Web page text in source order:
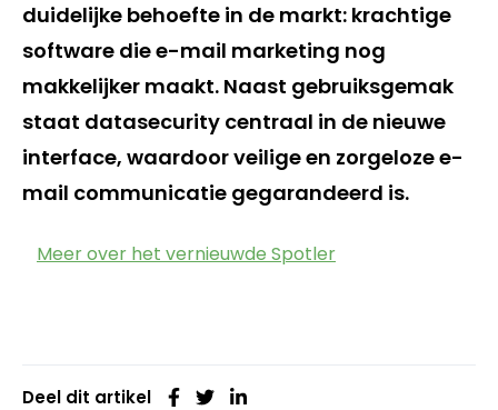
duidelijke behoefte in de markt: krachtige
software die e-mail marketing nog
makkelijker maakt. Naast gebruiksgemak
staat datasecurity centraal in de nieuwe
interface, waardoor veilige en zorgeloze e-
mail communicatie gegarandeerd is.
Meer over het vernieuwde Spotler
Deel dit artikel